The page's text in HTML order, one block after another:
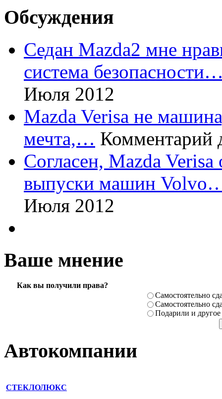
Обсуждения
Седан Mazda2 мне
система
Июля 2012
Mazda Verisa не
мечта,… Комментарий
Согласен, Mazda
выпуски машин
Июля 2012
Ваше мнение
Как вы получили права?
Самостоя­тельно
Самостоя­тельно
Подарили­ и другое
Автокомпании
СТЕКЛОЛЮКС